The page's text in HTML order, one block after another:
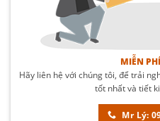
MIỄN
Hãy liên hệ với chúng tôi, để trải
tốt nhất và tiết
Mr Lý: